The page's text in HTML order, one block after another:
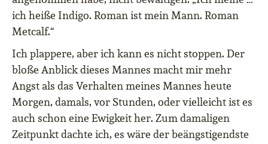
ich heiße Indigo. Roman ist mein Mann. Roman
Metcalf.“
Ich plappere, aber ich kann es nicht stoppen. Der
bloße Anblick dieses Mannes macht mir mehr
Angst als das Verhalten meines Mannes heute
Morgen, damals, vor Stunden, oder vielleicht ist es
auch schon eine Ewigkeit her. Zum damaligen
Zeitpunkt dachte ich, es wäre der beängstigendste